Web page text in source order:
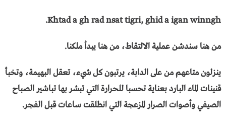
Khtad a gh rad nsat tigri, ghid a igan winngh.
من هنا سندشن عملية الالتقاط، من هنا يبدأ ملكنا.
ينزلون متاعهم من على الدابة، يرتبون كل شيء، تعقل البهيمة، وتخبأ
قنينات الماء البارد بعناية تحسبا للحرارة التي تبشر بها تباشير الصباح
الصيفي وأصوات الصرار المزعجة التي انطلقت ساعات قبل الفجر.